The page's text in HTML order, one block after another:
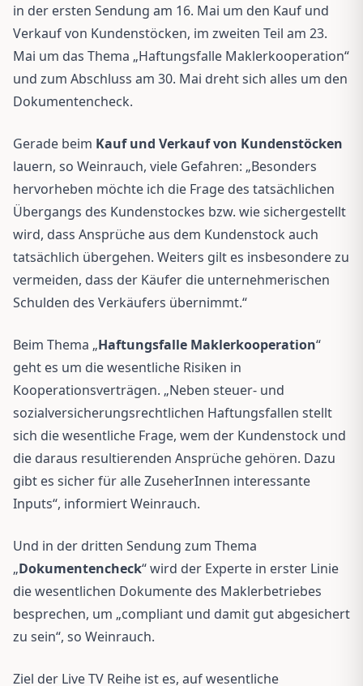
in der ersten Sendung am 16. Mai um den Kauf und
Verkauf von Kundenstöcken, im zweiten Teil am 23.
Mai um das Thema „Haftungsfalle Maklerkooperation“
und zum Abschluss am 30. Mai dreht sich alles um den
Dokumentencheck.
Gerade beim Kauf und Verkauf von Kundenstöcken
lauern, so Weinrauch, viele Gefahren: „Besonders
hervorheben möchte ich die Frage des tatsächlichen
Übergangs des Kundenstockes bzw. wie sichergestellt
wird, dass Ansprüche aus dem Kundenstock auch
tatsächlich übergehen. Weiters gilt es insbesondere zu
vermeiden, dass der Käufer die unternehmerischen
Schulden des Verkäufers übernimmt.“
Beim Thema „Haftungsfalle Maklerkooperation“
geht es um die wesentliche Risiken in
Kooperationsverträgen. „Neben steuer- und
sozialversicherungsrechtlichen Haftungsfallen stellt
sich die wesentliche Frage, wem der Kundenstock und
die daraus resultierenden Ansprüche gehören. Dazu
gibt es sicher für alle ZuseherInnen interessante
Inputs“, informiert Weinrauch.
Und in der dritten Sendung zum Thema
„Dokumentencheck“ wird der Experte in erster Linie
die wesentlichen Dokumente des Maklerbetriebes
besprechen, um „compliant und damit gut abgesichert
zu sein“, so Weinrauch.
Ziel der Live TV Reihe ist es, auf wesentliche